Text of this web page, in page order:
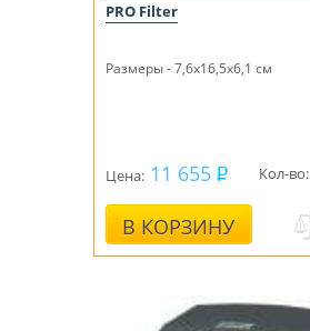
PRO Filter
Размеры - 7,6x16,5x6,1 см
Цена: 11 655
В КОРЗИНУ
Кол-во: